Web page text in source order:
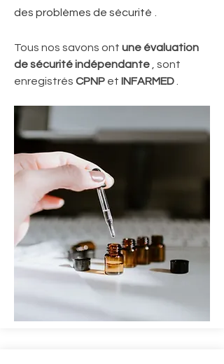
des problèmes de sécurité
Tous nos savons ont une évaluation
de sécurité indépendante , sont
enregistrés CPNP et INFARMED